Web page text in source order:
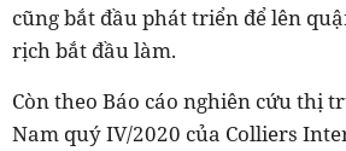
cũng bắt đầu phát triển để lên
rịch bắt đầu làm.
Còn theo Báo cáo nghiên cứu thị
Nam quý IV/2020 của Colliers